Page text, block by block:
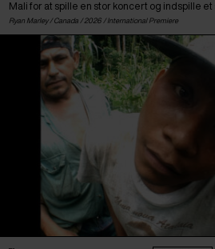
Mali for at spille en stor koncert og indspille et
Ryan Marley / Canada / 2026 / International Premiere